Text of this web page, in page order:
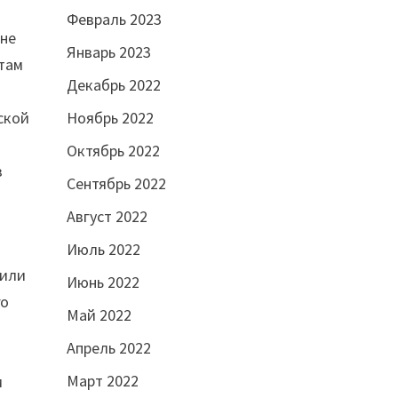
Февраль 2023
Январь 2023
Декабрь 2022
Ноябрь 2022
Октябрь 2022
Сентябрь 2022
Август 2022
Июль 2022
Июнь 2022
Май 2022
Апрель 2022
Март 2022